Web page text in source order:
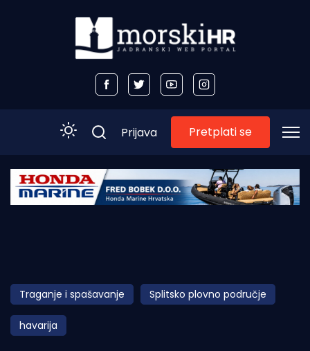
Početna
Obala
Otoci
Turizam i nautika
Prijava Pretplati se
Traganje i spašavanje Splitsko plovno područje
havarija